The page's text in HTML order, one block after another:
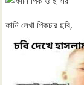
ফানি লেখা পিকচার ছবি,